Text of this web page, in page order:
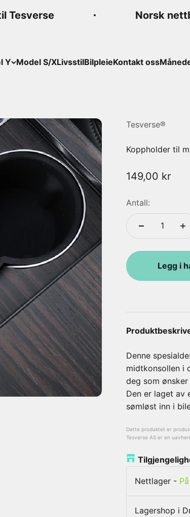
Norsk
Y Model S/XLivsstilBilpleieKontakt oss
Tesverse®
Koppholder til
Salgspris
149,00 kr
Antall:
Legg i
Denne
midtkonsollen i
deg som
Den er laget av
sømløst inn i
Dette produktet er
Tesverse AS er en
Nettlager -
Lagershop i